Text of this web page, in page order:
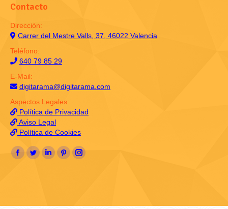
Contacto
Dirección:
Carrer del Mestre Valls, 37, 46022 Valencia
Teléfono:
640 79 85 29
E-Mail:
digitarama@digitarama.com
Aspectos Legales:
Política de Privacidad
Aviso Legal
Política de Cookies
Encuéntranos en:
Facebook
TwitterLinkedinPinterestInstagram